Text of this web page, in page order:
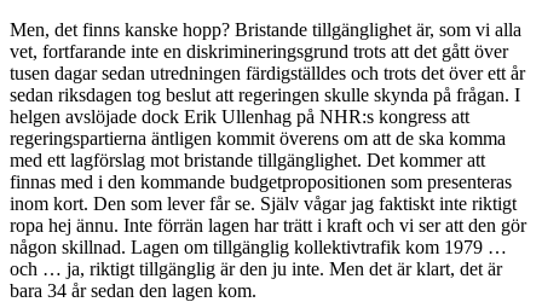
Men, det finns kanske hopp? Bristande tillgänglighet är, som vi alla
vet, fortfarande inte en diskrimineringsgrund trots att det gått över
tusen dagar sedan utredningen färdigställdes och trots det över ett år
sedan riksdagen tog beslut att regeringen skulle skynda på frågan. I
helgen avslöjade dock Erik Ullenhag på NHR:s kongress att
regeringspartierna äntligen kommit överens om att de ska komma
med ett lagförslag mot bristande tillgänglighet. Det kommer att
finnas med i den kommande budgetpropositionen som presenteras
inom kort. Den som lever får se. Själv vågar jag faktiskt inte riktigt
ropa hej ännu. Inte förrän lagen har trätt i kraft och vi ser att den gör
någon skillnad. Lagen om tillgänglig kollektivtrafik kom 1979 …
och … ja, riktigt tillgänglig är den ju inte. Men det är klart, det är
bara 34 år sedan den lagen kom.